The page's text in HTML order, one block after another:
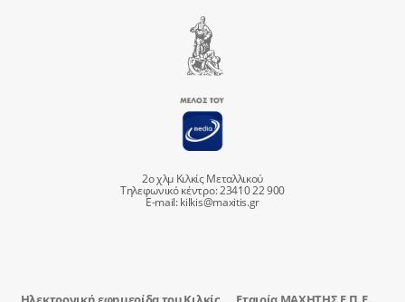
2ο χλμ Κιλκίς Μεταλλικού
Τηλεφωνικό κέντρο: 23410 22 900
E-mail:kilkis@maxitis.gr